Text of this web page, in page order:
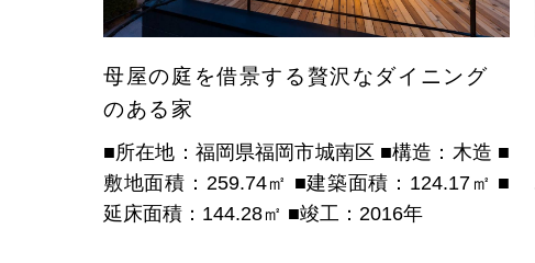
母屋の庭を借景する贅沢なダイニング
のある家
■所在地：福岡県福岡市城南区 ■構造：木造 ■
敷地面積：259.74㎡ ■建築面積：124.17㎡ ■
延床面積：144.28㎡ ■竣工：2016年